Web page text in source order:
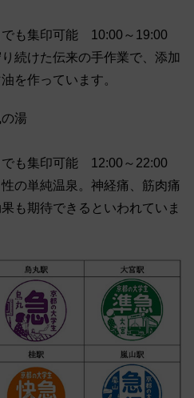
でも集印可能 10:00～19:00
続けた伝来の手作業で、添加
を作っています。
湯
でも集印可能 12:00～22:00
の単純温泉。神経痛、筋肉痛
も期待できるといわれていま